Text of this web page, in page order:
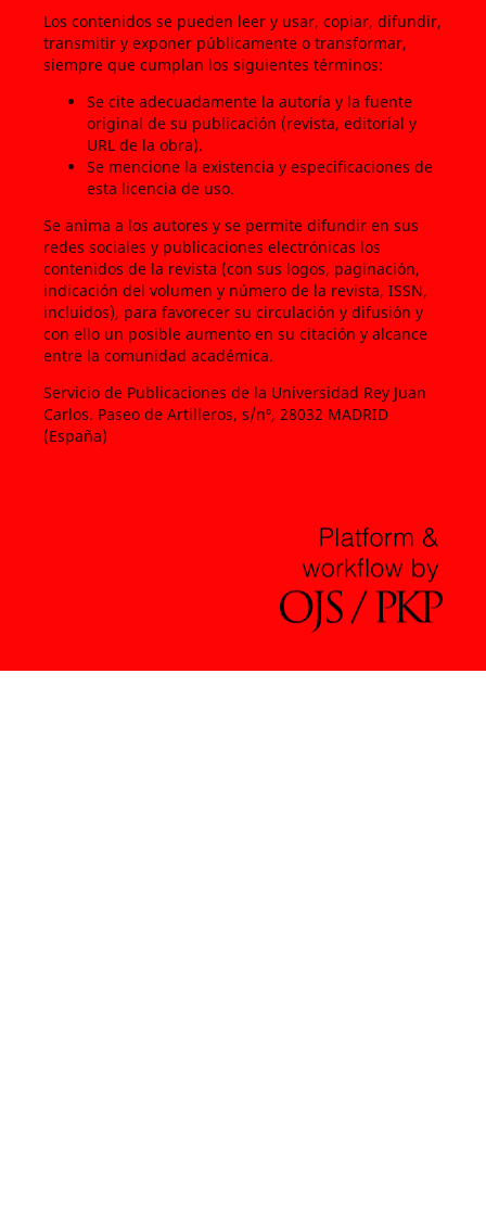
Los contenidos se pueden leer y usar, copiar, difundir,
transmitir y exponer públicamente o transformar,
siempre que cumplan los siguientes términos:
Se cite adecuadamente la autoría y la fuente
original de su publicación (revista, editorial y
URL de la obra).
Se mencione la existencia y especificaciones de
esta licencia de uso.
Se anima a los autores y se permite difundir en sus
redes sociales y publicaciones electrónicas los
contenidos de la revista (con sus logos, paginación,
indicación del volumen y número de la revista, ISSN,
incluidos), para favorecer su circulación y difusión y
con ello un posible aumento en su citación y alcance
entre la comunidad académica.
Servicio de Publicaciones de la Universidad Rey Juan
Carlos. Paseo de Artilleros, s/nº, 28032 MADRID
(España)